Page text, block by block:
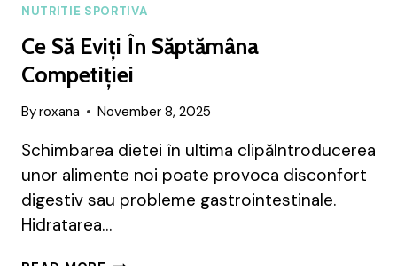
SI
FEMEI
NUTRITIE SPORTIVA
Ce Să Eviți În Săptămâna
Competiției
Byroxana November 8, 2025
Schimbarea dietei în ultima clipăIntroducerea
unor alimente noi poate provoca disconfort
digestiv sau probleme gastrointestinale.
Hidratarea…